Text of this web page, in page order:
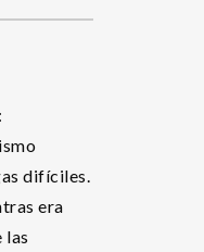
difíciles.
era
las